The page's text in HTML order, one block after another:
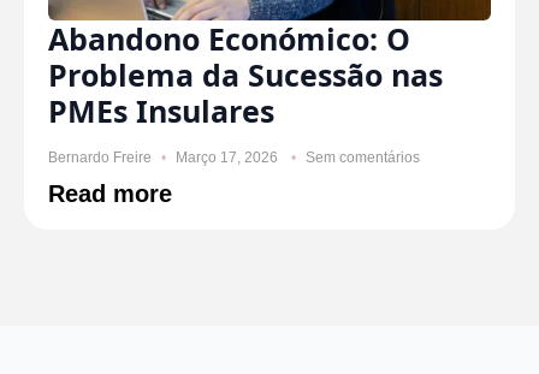
Abandono Económico: O
Problema da Sucessão nas
PMEs Insulares
Bernardo Freire Março 17, 2026 Sem comentários
Read more